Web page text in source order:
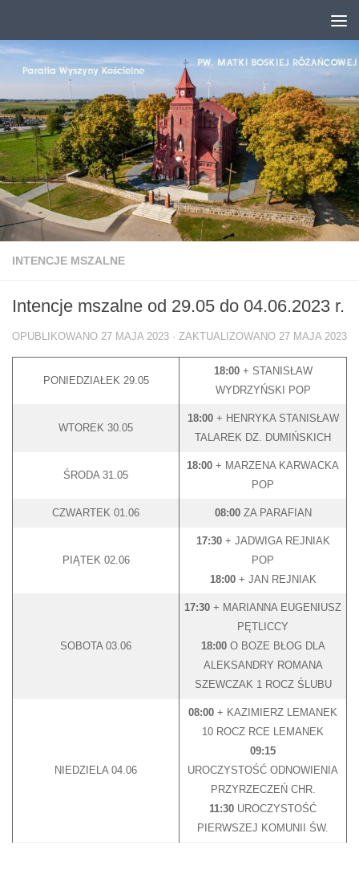
INTENCJE MSZALNE
Intencje mszalne od 29.05 do 04.06.2023 r.
OPUBLIKOWANO 27 MAJA 2023 · ZAKTUALIZOWANO 27 MAJA 2023
PONIEDZIAŁEK 29.05
18:00 + STANISŁAW
WYDRZYŃSKI POP
WTOREK 30.05
18:00 + HENRYKA STANISŁAW
TALAREK DZ. DUMIŃSKICH
ŚRODA 31.05
18:00 + MARZENA KARWACKA
POP
CZWARTEK 01.06 08:00 ZA PARAFIAN
PIĄTEK 02.06
17:30 + JADWIGA REJNIAK
POP
18:00 + JAN REJNIAK
SOBOTA 03.06
17:30 + MARIANNA EUGENIUSZ
PĘTLICCY
18:00 O BOZE BŁOG DLA
ALEKSANDRY ROMANA
SZEWCZAK 1 ROCZ ŚLUBU
NIEDZIELA 04.06
08:00 + KAZIMIERZ LEMANEK
10 ROCZ RCE LEMANEK
09:15
UROCZYSTOŚĆ ODNOWIENIA
PRZYRZECZEŃ CHR.
11:30 UROCZYSTOŚĆ
PIERWSZEJ KOMUNII ŚW.